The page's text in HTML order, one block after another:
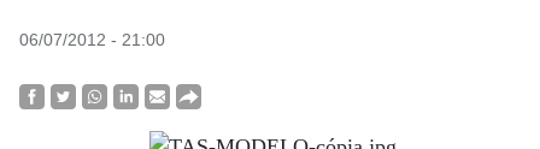
06/07/2012 - 21:00